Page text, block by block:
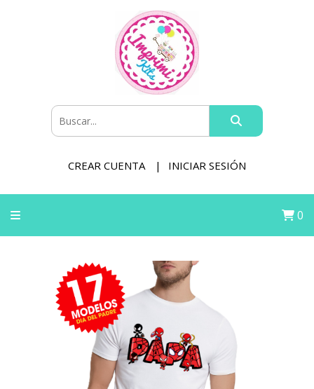
CREAR CUENTA INICIAR SESIÓN
0